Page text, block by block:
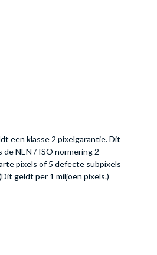
een klasse 2 pixelgarantie. Dit
NEN / ISO normering 2
pixels of 5 defecte subpixels
geldt per 1 miljoen pixels.)